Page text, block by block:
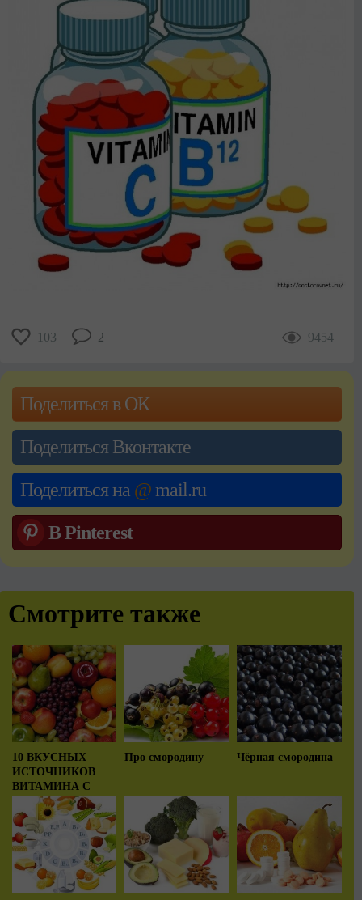
103 2 9454
Поделиться в ОК
Поделиться Вконтакте
Поделиться на @mail.ru
В Pinterest
Смотрите также
10 ВКУСНЫХ
ИСТОЧНИКОВ
ВИТАМИНА С
Про смородину Чёрная смородина